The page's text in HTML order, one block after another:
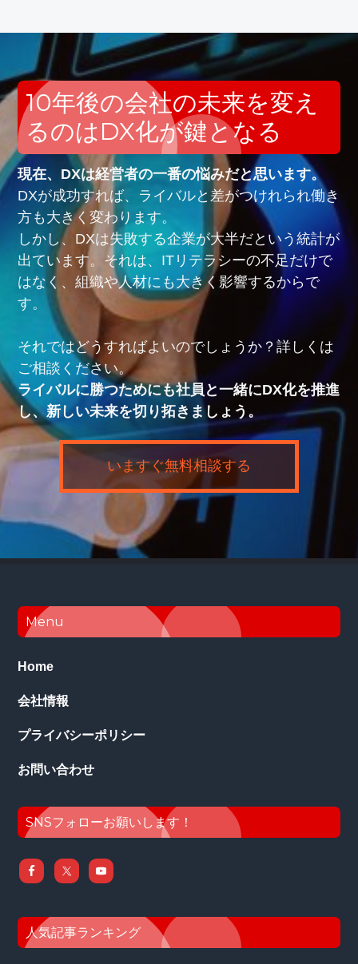
10年後の会社の未来を変え
るのはDX化が鍵となる
現在、DXは経営者の一番の悩みだと思います。
DXが成功すれば、ライバルと差がつけれられ働き
方も大きく変わります。
しかし、DXは失敗する企業が大半だという統計が
出ています。それは、ITリテラシーの不足だけで
はなく、組織や人材にも大きく影響するからで
す。
それではどうすればよいのでしょうか？詳しくは
ご相談ください。
ライバルに勝つためにも社員と一緒にDX化を推進
し、新しい未来を切り拓きましょう。
いますぐ無料相談する
Footer
Menu
Home
会社情報
プライバシーポリシー
お問い合わせ
SNSフォローお願いします！
人気記事ランキング